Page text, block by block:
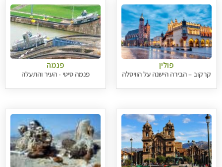
פולין
קרקוב – הבירה הישנה על הוויסלה
פנמה
פנמה סיטי - העיר והתעלה